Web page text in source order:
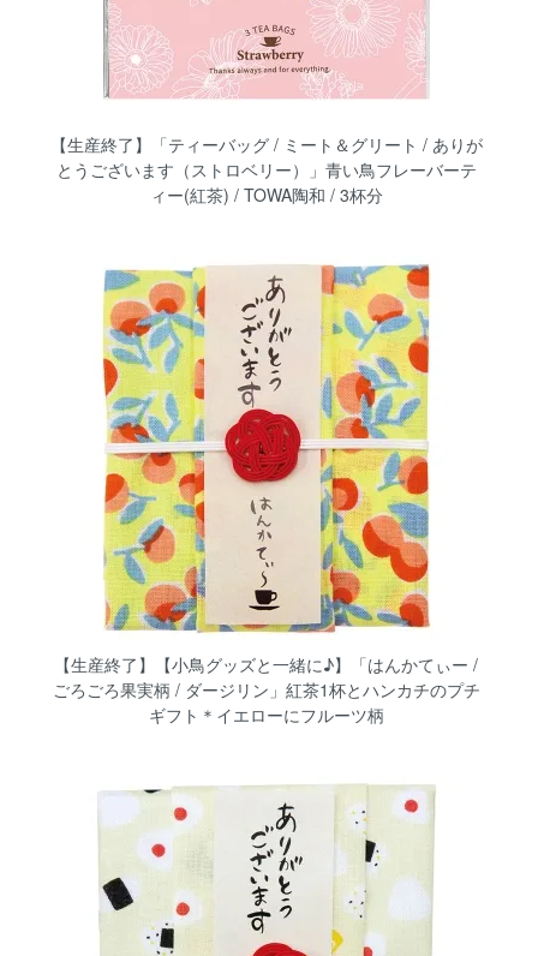
【生産終了】「ティーバッグ / ミート＆グリート / ありが
とうございます（ストロベリー）」青い鳥フレーバーテ
ィー(紅茶) / TOWA陶和 / 3杯分
【生産終了】【小鳥グッズと一緒に♪】「はんかてぃー /
ごろごろ果実柄 / ダージリン」紅茶1杯とハンカチのプチ
ギフト＊イエローにフルーツ柄